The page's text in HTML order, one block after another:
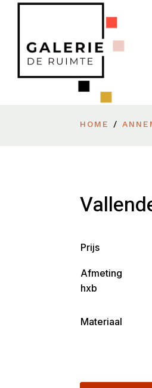
HOME /
Prijs
Afmeting
hxb
Materiaal